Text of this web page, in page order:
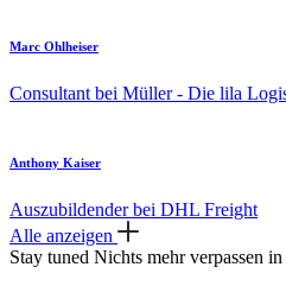
Marc Ohlheiser
Consultant bei Müller - Die lila
Anthony Kaiser
Auszubildender bei DHL Freight
Alle anzeigen
Stay tuned Nichts mehr verpassen